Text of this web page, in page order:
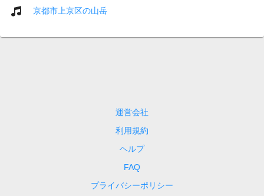
京都市上京区の山岳
運営会社
利用規約
ヘルプ
FAQ
プライバシーポリシー